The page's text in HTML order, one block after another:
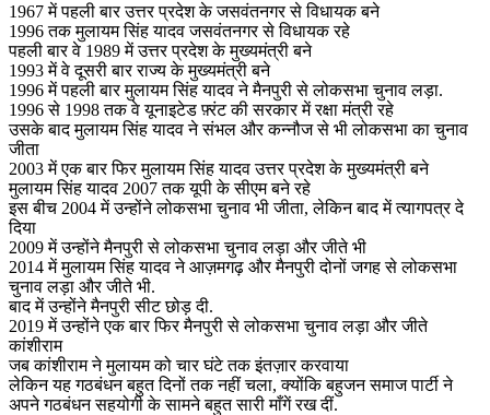
1967 में पहली बार उत्तर प्रदेश के जसवंतनगर से विधायक बने
1996 तक मुलायम सिंह यादव जसवंतनगर से विधायक रहे
पहली बार वे 1989 में उत्तर प्रदेश के मुख्यमंत्री बने
1993 में वे दूसरी बार राज्य के मुख्यमंत्री बने
1996 में पहली बार मुलायम सिंह यादव ने मैनपुरी से लोकसभा चुनाव लड़ा.
1996 से 1998 तक वे यूनाइटेड फ़्रंट की सरकार में रक्षा मंत्री रहे
उसके बाद मुलायम सिंह यादव ने संभल और कन्नौज से भी लोकसभा का चुनाव
जीता
2003 में एक बार फिर मुलायम सिंह यादव उत्तर प्रदेश के मुख्यमंत्री बने
मुलायम सिंह यादव 2007 तक यूपी के सीएम बने रहे
इस बीच 2004 में उन्होंने लोकसभा चुनाव भी जीता, लेकिन बाद में त्यागपत्र दे
दिया
2009 में उन्होंने मैनपुरी से लोकसभा चुनाव लड़ा और जीते भी
2014 में मुलायम सिंह यादव ने आज़मगढ़ और मैनपुरी दोनों जगह से लोकसभा
चुनाव लड़ा और जीते भी.
बाद में उन्होंने मैनपुरी सीट छोड़ दी.
2019 में उन्होंने एक बार फिर मैनपुरी से लोकसभा चुनाव लड़ा और जीते
कांशीराम
जब कांशीराम ने मुलायम को चार घंटे तक इंतज़ार करवाया
लेकिन यह गठबंधन बहुत दिनों तक नहीं चला, क्योंकि बहुजन समाज पार्टी ने
अपने गठबंधन सहयोगी के सामने बहुत सारी माँगें रख दीं.